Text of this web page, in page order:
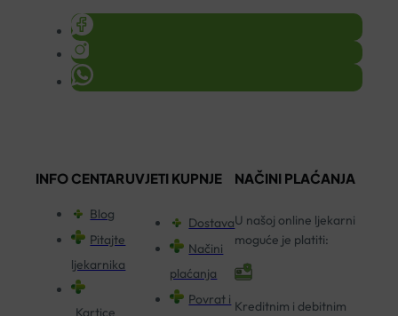
INFO CENTAR
Blog
Pitajte
ljekarnika
Kartice
UVJETI KUPNJE
Dostava
Načini
plaćanja
Povrat i
NAČINI PLAĆANJA
U našoj online ljekarni
moguće je platiti:
Kreditnim i debitnim